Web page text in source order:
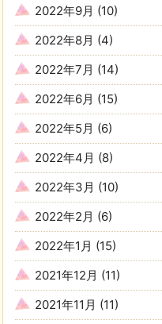
2022年9月 (10)
2022年8月 (4)
2022年7月 (14)
2022年6月 (15)
2022年5月 (6)
2022年4月 (8)
2022年3月 (10)
2022年2月 (6)
2022年1月 (15)
2021年12月 (11)
2021年11月 (11)